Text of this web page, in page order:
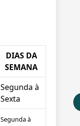
DIAS DA
SEMANA
Segunda à
Sexta
Segunda à